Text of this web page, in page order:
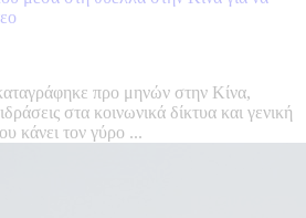
προ μηνών στην Κίνα,
στα κοινωνικά δίκτυα και γενική
κάνει τον γύρο ...